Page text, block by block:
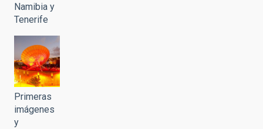
Namibia y
Tenerife
Primeras
imágenes
y